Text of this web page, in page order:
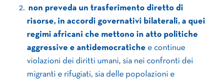
non preveda un trasferimento diretto di
risorse, in accordi governativi bilaterali, a quei
regimi africani che mettono in atto politiche
aggressive e antidemocratiche e continue
violazioni dei diritti umani, sia nei confronti dei
migranti e rifugiati, sia delle popolazioni e